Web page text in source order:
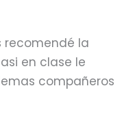
recomendé la
en clase le
compañeros